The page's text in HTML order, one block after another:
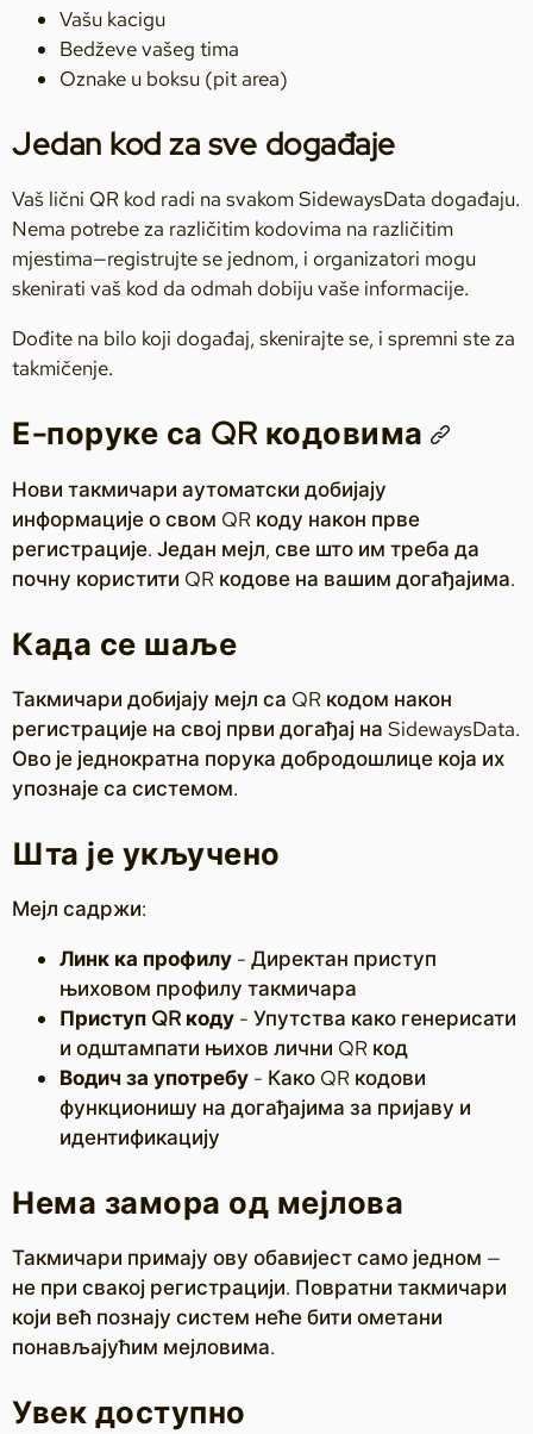
Vašu kacigu
Bedževe vašeg tima
Oznake u boksu (pit area)
Jedan kod za sve događaje
Vaš lični QR kod radi na svakom SidewaysData događaju.
Nema potrebe za različitim kodovima na različitim
mjestima—registrujte se jednom, i organizatori mogu
skenirati vaš kod da odmah dobiju vaše informacije.
Dođite na bilo koji događaj, skenirajte se, i spremni ste za
takmičenje.
Е-поруке са QR кодовима
Нови такмичари аутоматски добијају
информације о свом QR коду након прве
регистрације. Један мејл, све што им треба да
почну користити QR кодове на вашим догађајима.
Када се шаље
Такмичари добијају мејл са QR кодом након
регистрације на свој први догађај на SidewaysData.
Ово је једнократна порука добродошлице која их
упознаје са системом.
Шта је укључено
Мејл садржи:
Линк ка профилу - Директан приступ
њиховом профилу такмичара
Приступ QR коду - Упутства како генерисати
и одштампати њихов лични QR код
Водич за употребу - Како QR кодови
функционишу на догађајима за пријаву и
идентификацију
Нема замора од мејлова
Такмичари примају ову обавијест само једном —
не при свакој регистрацији. Повратни такмичари
који већ познају систем неће бити ометани
понављајућим мејловима.
Увек доступно